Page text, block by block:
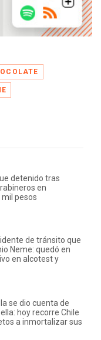
detenido tras
en
pesos
de tránsito que
Neme: quedó en
en alcotest y
se dio cuenta de
hoy recorre Chile
a inmortalizar sus